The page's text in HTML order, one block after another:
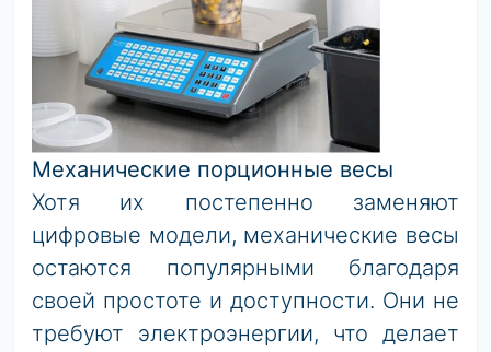
Механические порционные весы
Хотя их постепенно заменяют
цифровые модели, механические весы
остаются популярными благодаря
своей простоте и доступности. Они не
требуют электроэнергии, что делает